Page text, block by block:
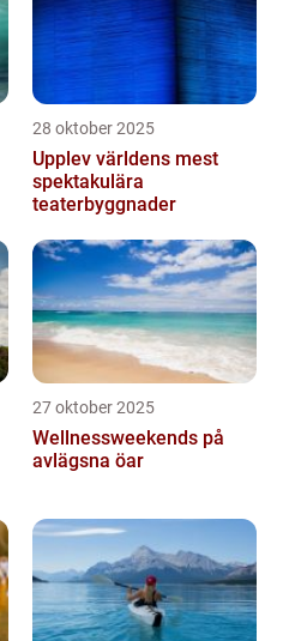
28 oktober 2025
Upplev världens mest
spektakulära
teaterbyggnader
27 oktober 2025
Wellnessweekends på
avlägsna öar